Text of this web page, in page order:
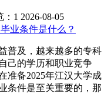
：1 2026-08-05
业条件是什么？
普及，越来越多的专科
己的学历和职业竞争
准备2025年江汉大学成
条件是至关重要的，那